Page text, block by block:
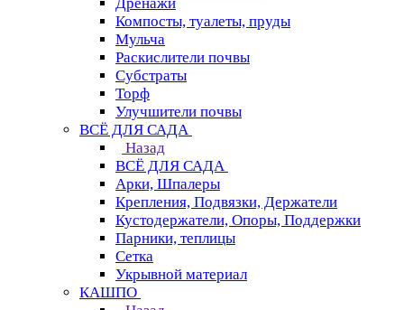
Компосты, туалеты, пруды
Мульча
Раскислители почвы
Субстраты
Торф
Улучшители почвы
ВСЁ ДЛЯ САДА
Назад
ВСЁ ДЛЯ САДА
Арки, Шпалеры
Крепления, Подвязки, Держатели
Кустодержатели, Опоры, Поддержки
Парники, теплицы
Сетка
Укрывной материал
КАШПО